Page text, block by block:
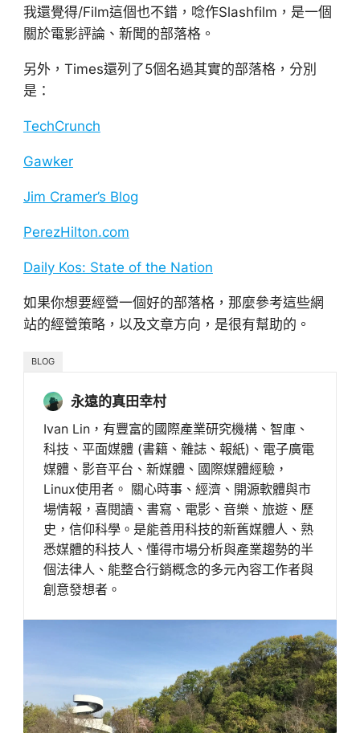
我還覺得/Film這個也不錯，唸作Slashfilm，是一個
關於電影評論、新聞的部落格。
另外，Times還列了5個名過其實的部落格，分別
是：
TechCrunch
Gawker
Jim Cramer’s Blog
PerezHilton.com
Daily Kos: State of the Nation
如果你想要經營一個好的部落格，那麼參考這些網
站的經營策略，以及文章方向，是很有幫助的。
BLOG
永遠的真田幸村
Ivan Lin，有豐富的國際產業研究機構、智庫、
科技、平面媒體 (書籍、雜誌、報紙)、電子廣電
媒體、影音平台、新媒體、國際媒體經驗，
Linux使用者。 關心時事、經濟、開源軟體與市
場情報，喜閱讀、書寫、電影、音樂、旅遊、歷
史，信仰科學。是能善用科技的新舊媒體人、熟
悉媒體的科技人、懂得市場分析與產業趨勢的半
個法律人、能整合行銷概念的多元內容工作者與
創意發想者。